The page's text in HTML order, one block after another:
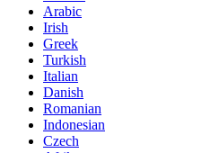
Arabic
Irish
Greek
Turkish
Italian
Danish
Romanian
Indonesian
Czech